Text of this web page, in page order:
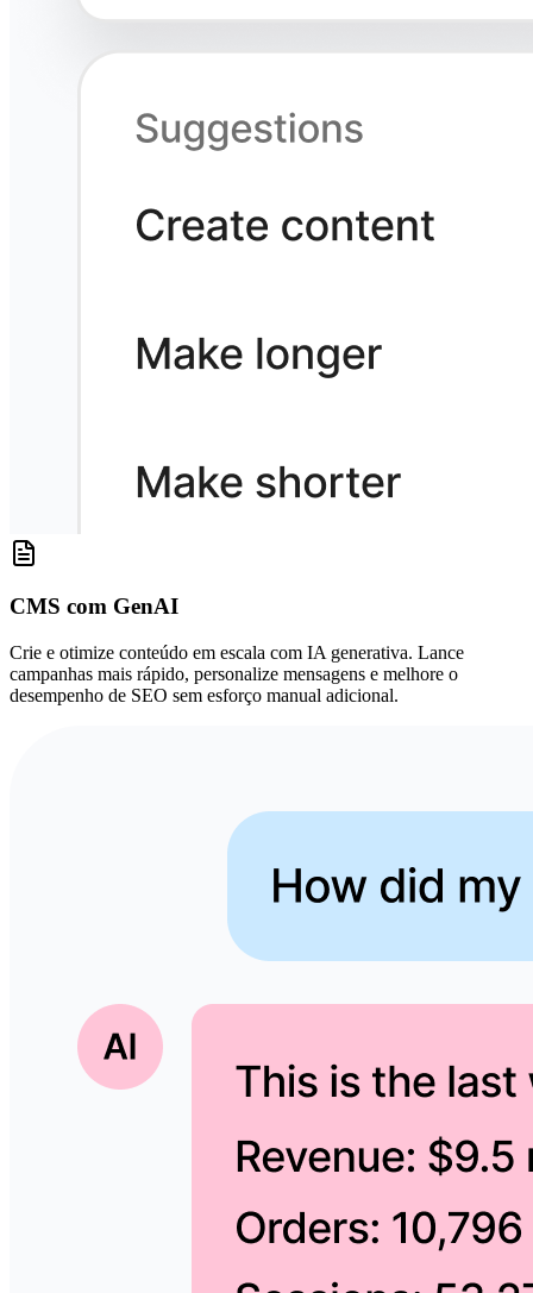
CMS com GenAI
Crie e otimize conteúdo em escala com IA generativa. Lance
campanhas mais rápido, personalize mensagens e melhore o
desempenho de SEO sem esforço manual adicional.